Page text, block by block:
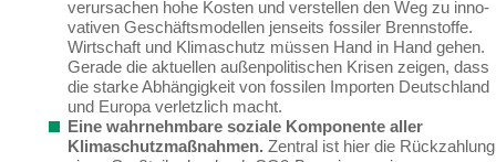
verursachen hohe Kosten und verstellen den Weg zu inno­
vativen Geschäftsmodellen jenseits fossiler Brennstoffe.
Wirtschaft und Klimaschutz müs­sen Hand in Hand gehen.
Gerade die aktuellen außenpolitischen Krisen zeigen, dass
die starke Abhängigkeit von fossilen Importen Deutschland
und Europa verletzlich macht.
Eine wahrnehmbare soziale Komponente aller
Klimaschutzmaßnahmen. Zentral ist hier die Rückzahlung